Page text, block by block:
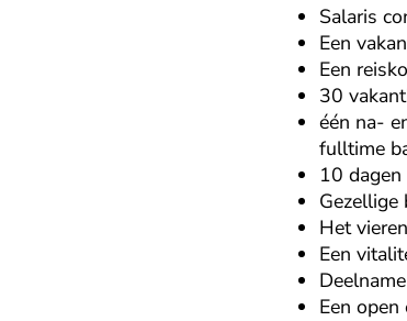
Salaris
Een
Een
30
één na-
fulltime
10
Gezellige
Het
Een
Een